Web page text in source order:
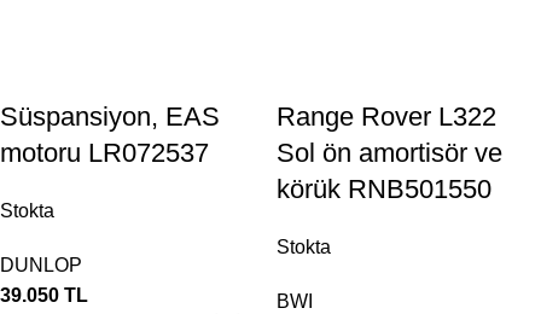
Süspansiyon, EAS
motoru LR072537
Stokta
DUNLOP
39.050 TL
Range Rover L322
Sol ön amortisör ve
körük RNB501550
Stokta
BWI